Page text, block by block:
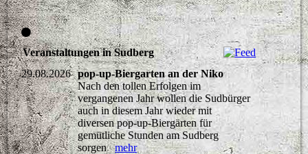
Veranstaltungen in Sudberg
29.08.2026 pop-up-Biergarten an der Niko
Nach den tollen Erfolgen im
vergangenen Jahr wollen die Sudbürger
auch in diesem Jahr wieder mit
diversen pop-up-Biergärten für
gemütliche Stunden am Sudberg
sorgenmehr